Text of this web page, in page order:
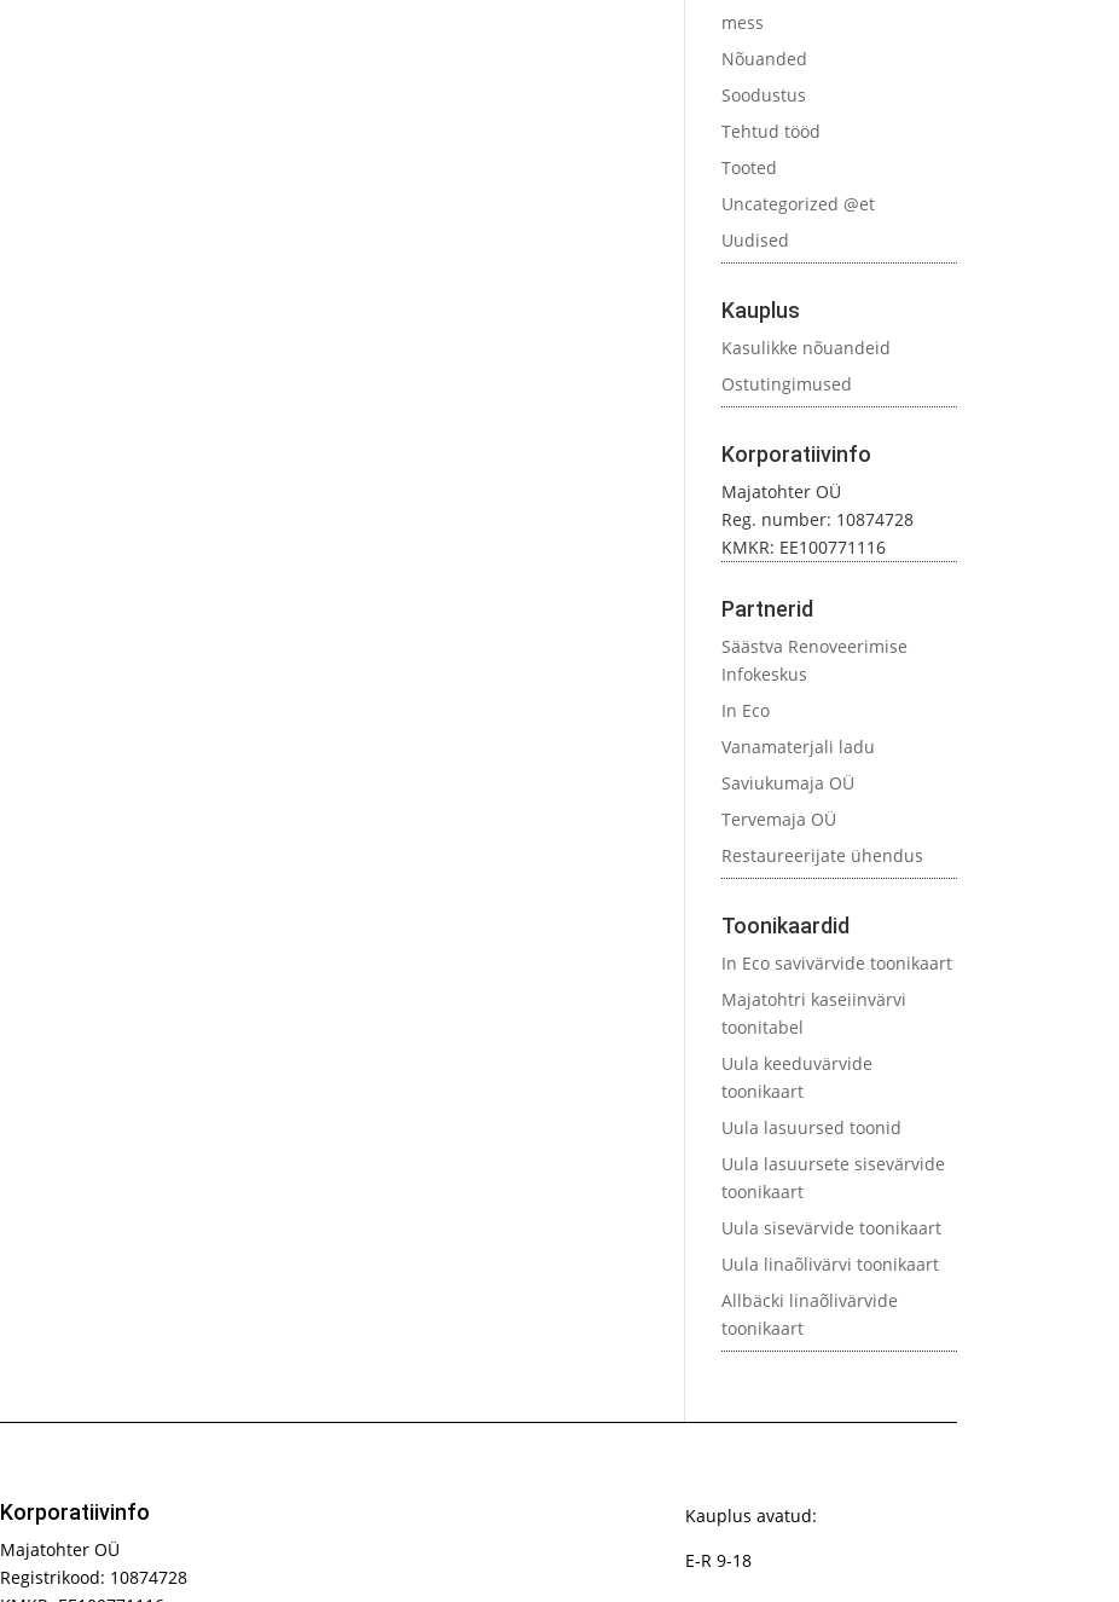
mess
Nõuanded
Soodustus
Tehtud tööd
Tooted
Uncategorized @et
Uudised
Kauplus
Kasulikke nõuandeid
Ostutingimused
Korporatiivinfo
Majatohter OÜ
Reg. number: 10874728
KMKR: EE100771116
Partnerid
Säästva Renoveerimise
Infokeskus
In Eco
Vanamaterjali ladu
Saviukumaja OÜ
Tervemaja OÜ
Restaureerijate ühendus
Toonikaardid
In Eco savivärvide toonikaart
Majatohtri kaseiinvärvi
toonitabel
Uula keeduvärvide
toonikaart
Uula lasuursed toonid
Uula lasuursete sisevärvide
toonikaart
Uula sisevärvide toonikaart
Uula linaõlivärvi toonikaart
Allbäcki linaõlivärvide
toonikaart
Korporatiivinfo
Majatohter OÜ
Registrikood: 10874728
Kauplus avatud:
E-R 9-18